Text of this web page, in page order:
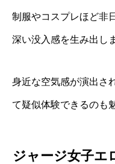
制服やコスプレほど非
深い没入感を生み出し
身近な空気感が演出さ
て疑似体験できるのも
ジャージ女子エ